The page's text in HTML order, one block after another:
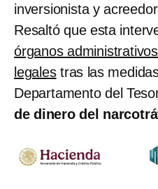
inversionista y
Resaltó que esta
órganos
legalestras las
Departamento del
de dinero del